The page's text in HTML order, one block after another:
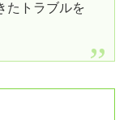
たトラブルを